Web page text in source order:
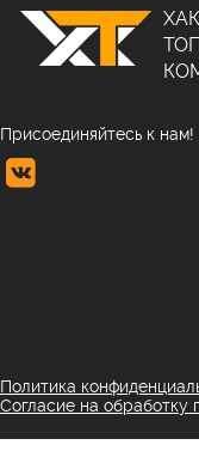
Присоединяйтесь к нам!
Политика
Согласие на обработку